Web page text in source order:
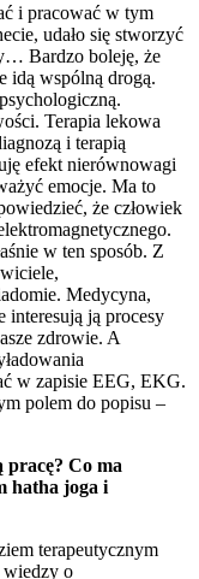
i pracować w tym
udało się stworzyć
Bardzo boleję, że
idą wspólną drogą.
Terapia lekowa
i terapią
efekt nierównowagi
emocje. Ma to
że człowiek
w ten sposób. Z
Medycyna,
interesują ją procesy
zdrowie. A
w zapisie EEG, EKG.
polem do popisu –
pracę? Co ma
hatha joga i
terapeutycznym
wiedzy o